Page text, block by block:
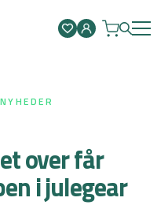
NYHEDER
over får
i julegear